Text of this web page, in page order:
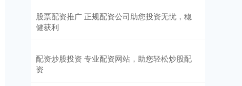
股票配资推广 正规配资公司助您投资无忧，稳
健获利
配资炒股投资 专业配资网站，助您轻松炒股配
资